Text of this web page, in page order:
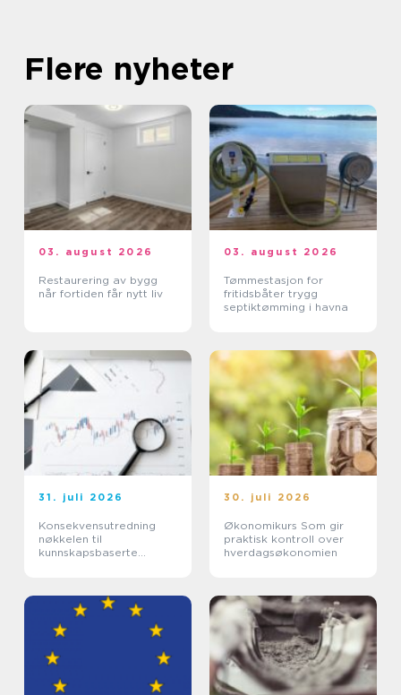
Flere nyheter
03. august 2026
Restaurering av bygg
når fortiden får nytt liv
03. august 2026
Tømmestasjon for
fritidsbåter trygg
septiktømming i havna
31. juli 2026
Konsekvensutredning
nøkkelen til
kunnskapsbaserte
30. juli 2026
Økonomikurs Som gir
praktisk kontroll over
hverdagsøkonomien